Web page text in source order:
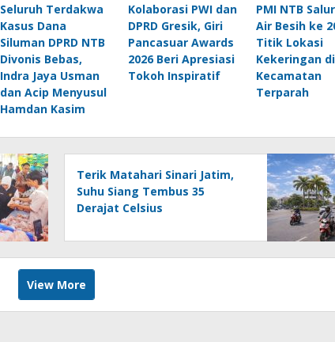
Seluruh Terdakwa
Kasus Dana
Siluman DPRD NTB
Divonis Bebas,
Indra Jaya Usman
dan Acip Menyusul
Hamdan Kasim
Kolaborasi PWI dan
DPRD Gresik, Giri
Pancasuar Awards
2026 Beri Apresiasi
Tokoh Inspiratif
PMI NTB
Air Besih ke
Titik Lokasi
Kekeringan
Kecamatan
Terparah
Terik Matahari Sinari Jatim,
Suhu Siang Tembus 35
Derajat Celsius
View More